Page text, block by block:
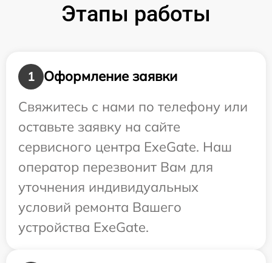
Этапы работы
1
Оформление заявки
Свяжитесь с нами по телефону или
оставьте заявку на сайте
сервисного центра ExeGate. Наш
оператор перезвонит Вам для
уточнения индивидуальных
условий ремонта Вашего
устройства ExeGate.